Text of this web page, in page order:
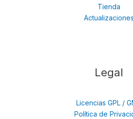
Tienda
Actualizaciones
Legal
Licencias GPL /
Política de